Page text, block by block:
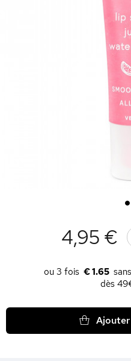
1
4,95 €
€ 1.65
dès
Ajouter